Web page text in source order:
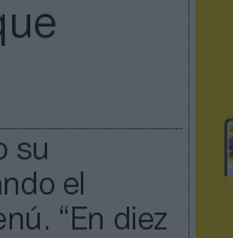
su
el
“En diez